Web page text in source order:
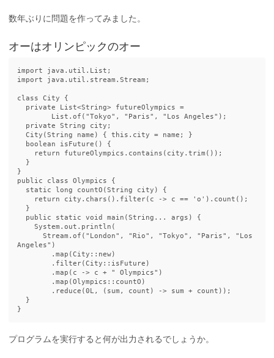
数年ぶりに問題を作ってみました。
オーはオリンピックのオー
import java.util.List ;
import
java.util.stream.Stream ;
class City
{
private
List<String> futureOlympics
=
List . of ( "Tokyo" , "Paris" , "Los Angeles" );
private
String city ;
City ( String name ) { this . city = name ;
}
boolean
isFuture ()
{
return
futureOlympics . contains ( city . trim ());
}
}
public
class Olympics
{
static
long countO ( String city )
{
return
city . chars (). filter( c -> c == 'o' ). count ();
}
public
static void main ( String ... args )
{
System . out . println (
Stream . of ( "London" , "Rio" , "Tokyo" , "Paris" ,
"Los
Angeles" )
. map ( City: : new)
. filter( City: : isFuture )
. map ( c -> c + " Olympics" )
. map ( Olympics: : countO )
. reduce ( 0L , ( sum , count ) -> sum + count ));
}
}
プログラムを実行すると何が出力されるでしょうか。